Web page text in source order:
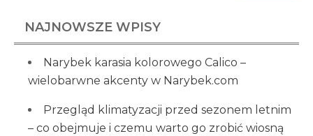
NAJNOWSZE WPISY
Narybek karasia kolorowego Calico –
wielobarwne akcenty w Narybek.com
Przegląd klimatyzacji przed sezonem letnim
– co obejmuje i czemu warto go zrobić wiosną